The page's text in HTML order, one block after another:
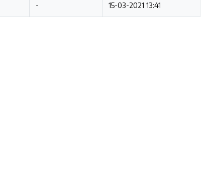
- 15-03-2021 13:41